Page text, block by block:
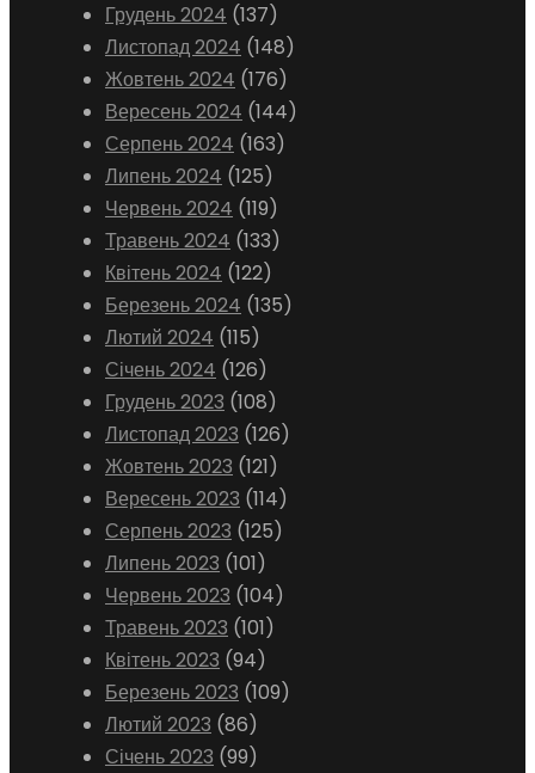
Грудень 2024 (137)
Листопад 2024 (148)
Жовтень 2024 (176)
Вересень 2024 (144)
Серпень 2024 (163)
Липень 2024 (125)
Червень 2024 (119)
Травень 2024 (133)
Квітень 2024 (122)
Березень 2024 (135)
Лютий 2024 (115)
Січень 2024 (126)
Грудень 2023 (108)
Листопад 2023 (126)
Жовтень 2023 (121)
Вересень 2023 (114)
Серпень 2023 (125)
Липень 2023 (101)
Червень 2023 (104)
Травень 2023 (101)
Квітень 2023 (94)
Березень 2023 (109)
Лютий 2023 (86)
Січень 2023 (99)